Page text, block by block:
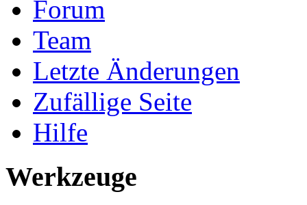
Forum
Team
Letzte Änderungen
Zufällige Seite
Hilfe
Werkzeuge